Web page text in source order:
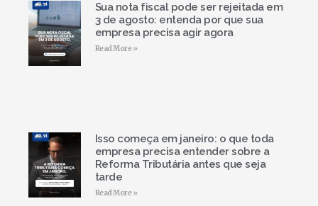
Sua nota fiscal pode ser rejeitada em
3 de agosto: entenda por que sua
empresa precisa agir agora
Read More »
Isso começa em janeiro: o que toda
empresa precisa entender sobre a
Reforma Tributária antes que seja
tarde
Read More »